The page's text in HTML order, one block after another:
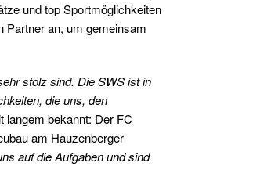
und top Sportmöglichkeiten
Partner an, um gemeinsam
stolz sind. Die SWS ist in
die uns, den
langem bekannt: Der FC
am Hauzenberger
auf die Aufgaben und sind